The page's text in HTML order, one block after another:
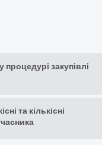
процедурі закупівлі
та кількісні